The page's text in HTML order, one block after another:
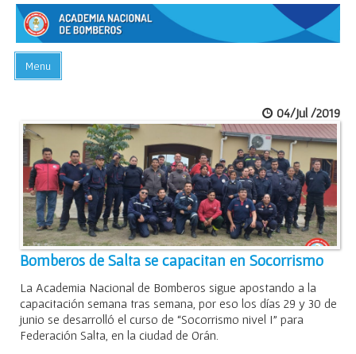
Menu
ACADEMIA
PREGUNTAS FRECUENTES
BIBLIOTECA
EVENTOS
CONTACTO
04/Jul /2019
Bomberos de Salta se capacitan en Socorrismo
La Academia Nacional de Bomberos sigue apostando a la
capacitación semana tras semana, por eso los días 29 y 30 de
junio se desarrolló el curso de “Socorrismo nivel I” para
Federación Salta, en la ciudad de Orán.